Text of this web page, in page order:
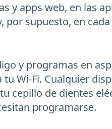
y apps web, en las
por supuesto, en
y programas en
Wi-Fi. Cualquier
cepillo de dientes
programarse.